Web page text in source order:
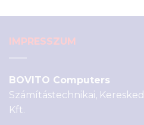
IMPRESSZUM
BOVITO Computers
Számítástechnikai,
Kft.